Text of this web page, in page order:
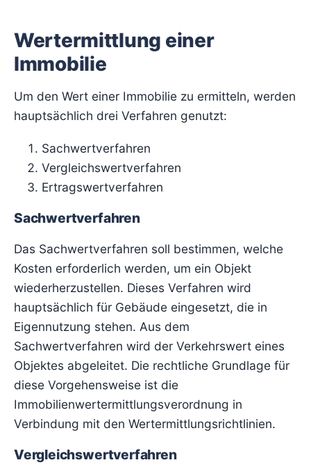
Wertermittlung einer
Immobilie
Um den Wert einer Immobilie zu ermitteln, werden
hauptsächlich drei Verfahren genutzt:
Sachwertverfahren
Vergleichswertverfahren
Ertragswertverfahren
Sachwertverfahren
Das Sachwertverfahren soll bestimmen, welche
Kosten erforderlich werden, um ein Objekt
wiederherzustellen. Dieses Verfahren wird
hauptsächlich für Gebäude eingesetzt, die in
Eigennutzung stehen. Aus dem
Sachwertverfahren wird der Verkehrswert eines
Objektes abgeleitet. Die rechtliche Grundlage für
diese Vorgehensweise ist die
Immobilienwertermittlungsverordnung in
Verbindung mit den Wertermittlungsrichtlinien.
Vergleichswertverfahren